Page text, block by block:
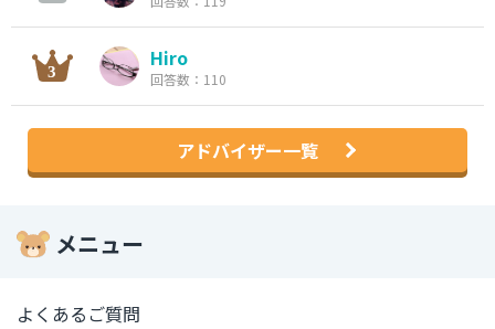
Hiro
回答数：110
アドバイザー一覧
メニュー
よくあるご質問